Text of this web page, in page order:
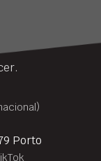
Porto